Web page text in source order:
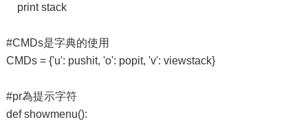
print stack
#CMDs是字典的使用
CMDs = {'u': pushit, 'o': popit, 'v': viewstack}
#pr為提示字符
def showmenu():